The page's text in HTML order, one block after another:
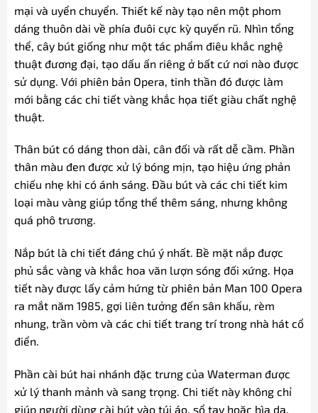
mại và uyển chuyển. Thiết kế này tạo nên một phom
dáng thuôn dài về phía đuôi cực kỳ quyến rũ. Nhìn tổng
thể, cây bút giống như một tác phẩm điêu khắc nghệ
thuật đương đại, tạo dấu ấn riêng ở bất cứ nơi nào được
sử dụng. Với phiên bản Opera, tinh thần đó được làm
mới bằng các chi tiết vàng khắc họa tiết giàu chất nghệ
thuật.
Thân bút có dáng thon dài, cân đối và rất dễ cầm. Phần
thân màu đen được xử lý bóng mịn, tạo hiệu ứng phản
chiếu nhẹ khi có ánh sáng. Đầu bút và các chi tiết kim
loại màu vàng giúp tổng thể thêm sáng, nhưng không
quá phô trương.
Nắp bút là chi tiết đáng chú ý nhất. Bề mặt nắp được
phủ sắc vàng và khắc hoa văn lượn sóng đối xứng. Họa
tiết này được lấy cảm hứng từ phiên bản Man 100 Opera
ra mắt năm 1985, gợi liên tưởng đến sân khấu, rèm
nhung, trần vòm và các chi tiết trang trí trong nhà hát cổ
điển.
Phần cài bút hai nhánh đặc trưng của Waterman được
xử lý thanh mảnh và sang trọng. Chi tiết này không chỉ
giúp người dùng cài bút vào túi áo, sổ tay hoặc bìa da.